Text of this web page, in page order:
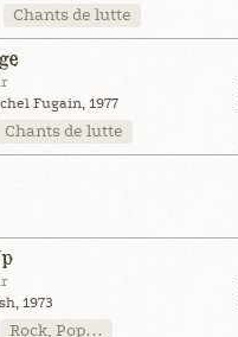
Chants de lutte
Fugain, 1977
Chants de lutte
1973
Rock, Pop…